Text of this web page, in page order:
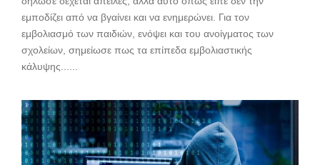
εμποδίζει από να βγαίνει και να ενημερώνει. Για τον
εμβολιασμό των παιδιών, ενόψει και του ανοίγματος των
σχολείων, σημείωσε πως τα επίπεδα εμβολιαστικής
κάλυψης......